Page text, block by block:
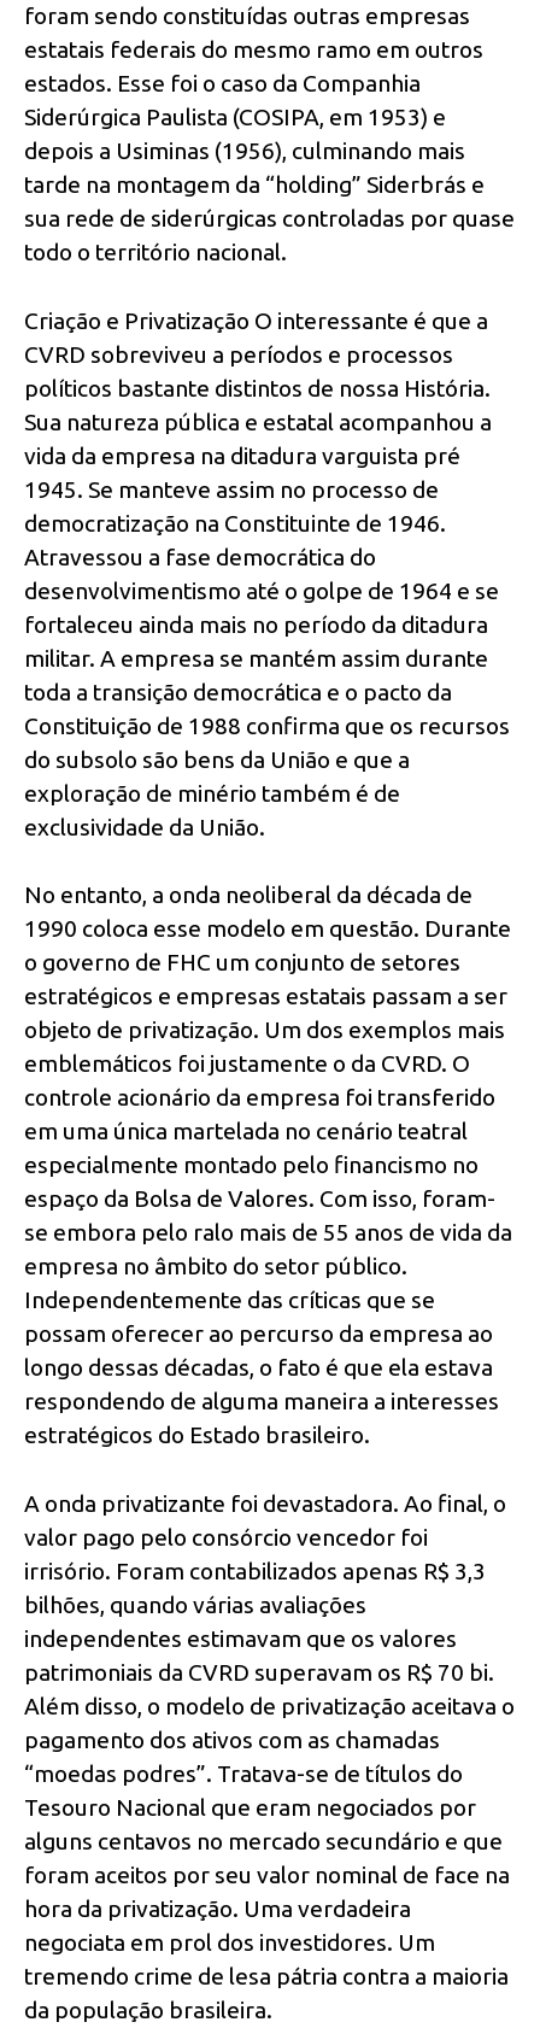
foram sendo constituídas outras empresas
estatais federais do mesmo ramo em outros
estados. Esse foi o caso da Companhia
Siderúrgica Paulista (COSIPA, em 1953) e
depois a Usiminas (1956), culminando mais
tarde na montagem da “holding” Siderbrás e
sua rede de siderúrgicas controladas por quase
todo o território nacional.
Criação e Privatização O interessante é que a
CVRD sobreviveu a períodos e processos
políticos bastante distintos de nossa História.
Sua natureza pública e estatal acompanhou a
vida da empresa na ditadura varguista pré
1945. Se manteve assim no processo de
democratização na Constituinte de 1946.
Atravessou a fase democrática do
desenvolvimentismo até o golpe de 1964 e se
fortaleceu ainda mais no período da ditadura
militar. A empresa se mantém assim durante
toda a transição democrática e o pacto da
Constituição de 1988 confirma que os recursos
do subsolo são bens da União e que a
exploração de minério também é de
exclusividade da União.
No entanto, a onda neoliberal da década de
1990 coloca esse modelo em questão. Durante
o governo de FHC um conjunto de setores
estratégicos e empresas estatais passam a ser
objeto de privatização. Um dos exemplos mais
emblemáticos foi justamente o da CVRD. O
controle acionário da empresa foi transferido
em uma única martelada no cenário teatral
especialmente montado pelo financismo no
espaço da Bolsa de Valores. Com isso, foram-
se embora pelo ralo mais de 55 anos de vida da
empresa no âmbito do setor público.
Independentemente das críticas que se
possam oferecer ao percurso da empresa ao
longo dessas décadas, o fato é que ela estava
respondendo de alguma maneira a interesses
estratégicos do Estado brasileiro.
A onda privatizante foi devastadora. Ao final, o
valor pago pelo consórcio vencedor foi
irrisório. Foram contabilizados apenas R$ 3,3
bilhões, quando várias avaliações
independentes estimavam que os valores
patrimoniais da CVRD superavam os R$ 70 bi.
Além disso, o modelo de privatização aceitava o
pagamento dos ativos com as chamadas
“moedas podres”. Tratava-se de títulos do
Tesouro Nacional que eram negociados por
alguns centavos no mercado secundário e que
foram aceitos por seu valor nominal de face na
hora da privatização. Uma verdadeira
negociata em prol dos investidores. Um
tremendo crime de lesa pátria contra a maioria
da população brasileira.